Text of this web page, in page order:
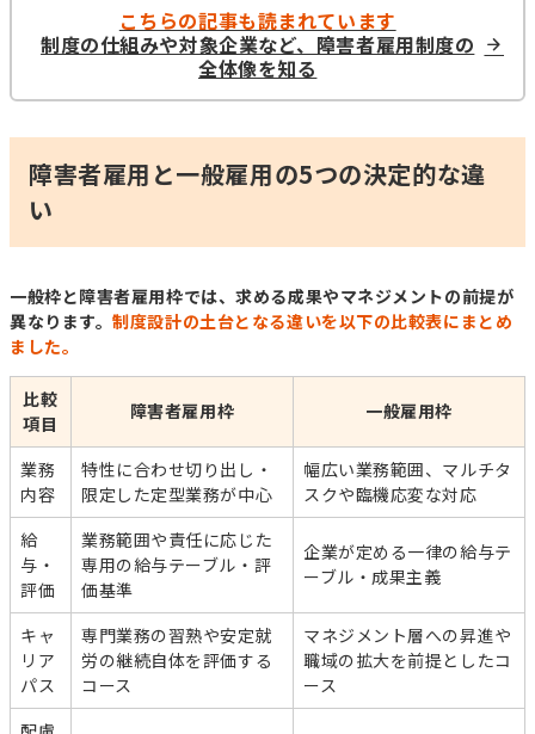
こちらの記事も読まれています
制度の仕組みや対象企業など、障害者雇用制度の
全体像を知る
障害者雇用と一般雇用の5つの決定的な違
い
一般枠と障害者雇用枠では、求める成果やマネジメントの前提が
異なります。制度設計の土台となる違いを以下の比較表にまとめ
ました。
比較
項目
障害者雇用枠 一般雇用枠
業務
内容
特性に合わせ切り出し・
限定した定型業務が中心
幅広い業務範囲、マルチタ
スクや臨機応変な対応
給
与・
評価
業務範囲や責任に応じた
専用の給与テーブル・評
価基準
企業が定める一律の給与テ
ーブル・成果主義
キャ
リア
パス
専門業務の習熟や安定就
労の継続自体を評価する
コース
マネジメント層への昇進や
職域の拡大を前提としたコ
ース